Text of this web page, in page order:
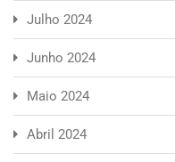
Julho 2024
Junho 2024
Maio 2024
Abril 2024